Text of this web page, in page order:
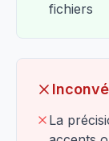
fichiers
La